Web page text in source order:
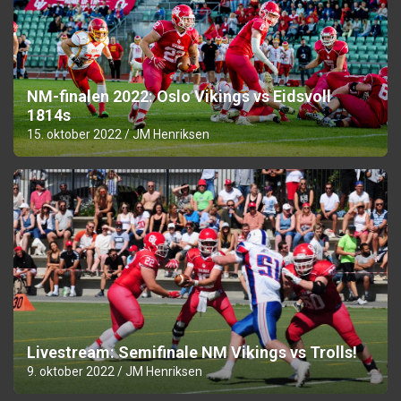
NM-finalen 2022: Oslo Vikings vs Eidsvoll
1814s
15. oktober 2022 JM Henriksen
Livestream: Semifinale NM Vikings vs Trolls!
9. oktober 2022 JM Henriksen